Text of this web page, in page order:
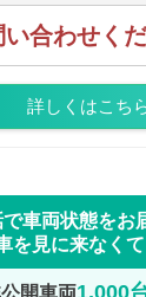
合わせくだ
詳しくはこち
車両状態をお
を見に来なくて